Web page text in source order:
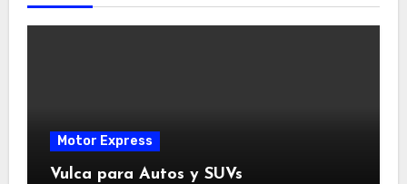
Motor Express
Vulca para Autos y SUVs